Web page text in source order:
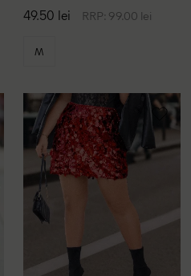
49.50 lei RRP: 99.00 lei
M